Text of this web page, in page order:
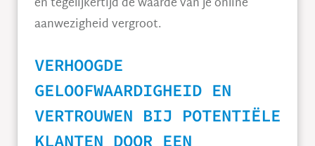
aanwezigheid vergroot.
VERHOOGDE
GELOOFWAARDIGHEID EN
VERTROUWEN BIJ POTENTIËLE
KLANTEN DOOR EEN